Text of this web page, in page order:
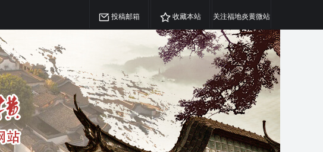
投稿邮箱 收藏本站 关注福地炎黄微站